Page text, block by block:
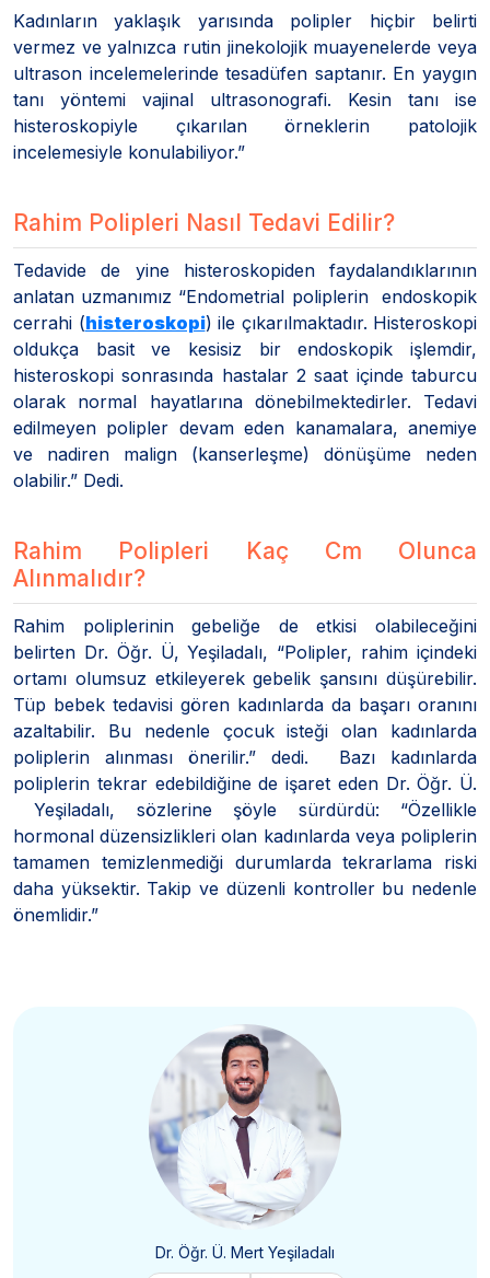
Kadınların yaklaşık yarısında polipler hiçbir belirti
vermez ve yalnızca rutin jinekolojik muayenelerde veya
ultrason incelemelerinde tesadüfen saptanır. En yaygın
tanı yöntemi vajinal ultrasonografi. Kesin tanı ise
histeroskopiyle çıkarılan örneklerin patolojik
incelemesiyle konulabiliyor.”
Rahim Polipleri Nasıl Tedavi Edilir?
Tedavide de yine histeroskopiden faydalandıklarının
anlatan uzmanımız “Endometrial poliplerin endoskopik
cerrahi (histeroskopi) ile çıkarılmaktadır. Histeroskopi
oldukça basit ve kesisiz bir endoskopik işlemdir,
histeroskopi sonrasında hastalar 2 saat içinde taburcu
olarak normal hayatlarına dönebilmektedirler. Tedavi
edilmeyen polipler devam eden kanamalara, anemiye
ve nadiren malign (kanserleşme) dönüşüme neden
olabilir.” Dedi.
Rahim Polipleri Kaç Cm Olunca
Alınmalıdır?
Rahim poliplerinin gebeliğe de etkisi olabileceğini
belirten Dr. Öğr. Ü, Yeşiladalı, “Polipler, rahim içindeki
ortamı olumsuz etkileyerek gebelik şansını düşürebilir.
Tüp bebek tedavisi gören kadınlarda da başarı oranını
azaltabilir. Bu nedenle çocuk isteği olan kadınlarda
poliplerin alınması önerilir.” dedi. Bazı kadınlarda
poliplerin tekrar edebildiğine de işaret eden Dr. Öğr. Ü.
Yeşiladalı, sözlerine şöyle sürdürdü: “Özellikle
hormonal düzensizlikleri olan kadınlarda veya poliplerin
tamamen temizlenmediği durumlarda tekrarlama riski
daha yüksektir. Takip ve düzenli kontroller bu nedenle
önemlidir.”
Dr. Öğr. Ü. Mert Yeşiladalı